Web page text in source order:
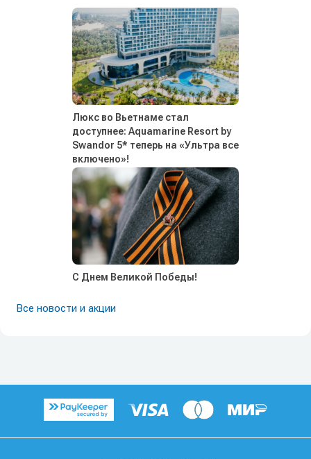
Люкс во Вьетнаме стал
доступнее: Aquamarine Resort by
Swandor 5* теперь на «Ультра все
включено»!
С Днем Великой Победы!
Все новости и акции